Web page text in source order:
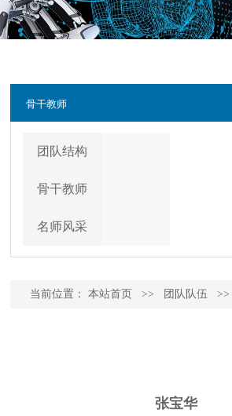
骨干教师
团队结构
骨干教师
名师风采
当前位置： 本站首页 >> 团队队伍 >>
张宝华